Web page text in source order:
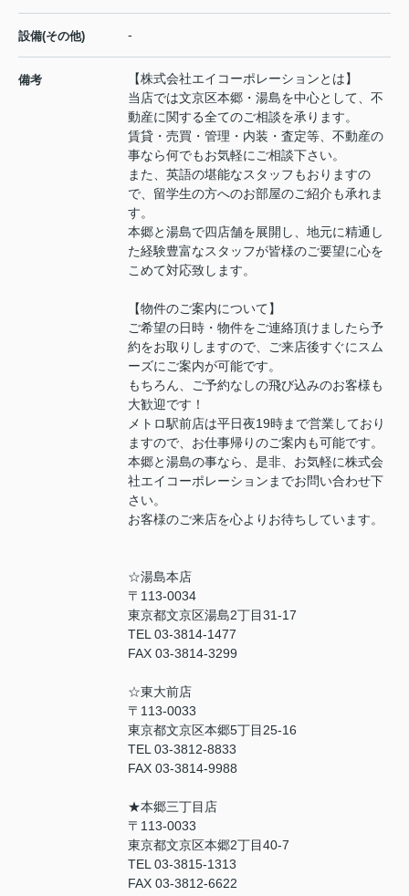
設備(その他) -
備考
【株式会社エイコーポレーションとは】
当店では文京区本郷・湯島を中心として、不
動産に関する全てのご相談を承ります。
賃貸・売買・管理・内装・査定等、不動産の
事なら何でもお気軽にご相談下さい。
また、英語の堪能なスタッフもおりますの
で、留学生の方へのお部屋のご紹介も承れま
す。
本郷と湯島で四店舗を展開し、地元に精通し
た経験豊富なスタッフが皆様のご要望に心を
こめて対応致します。
【物件のご案内について】
ご希望の日時・物件をご連絡頂けましたら予
約をお取りしますので、ご来店後すぐにスム
ーズにご案内が可能です。
もちろん、ご予約なしの飛び込みのお客様も
大歓迎です！
メトロ駅前店は平日夜19時まで営業しており
ますので、お仕事帰りのご案内も可能です。
本郷と湯島の事なら、是非、お気軽に株式会
社エイコーポレーションまでお問い合わせ下
さい。
お客様のご来店を心よりお待ちしています。
☆湯島本店
〒113-0034
東京都文京区湯島2丁目31-17
TEL 03-3814-1477
FAX 03-3814-3299
☆東大前店
〒113-0033
東京都文京区本郷5丁目25-16
TEL 03-3812-8833
FAX 03-3814-9988
★本郷三丁目店
〒113-0033
東京都文京区本郷2丁目40-7
TEL 03-3815-1313
FAX 03-3812-6622